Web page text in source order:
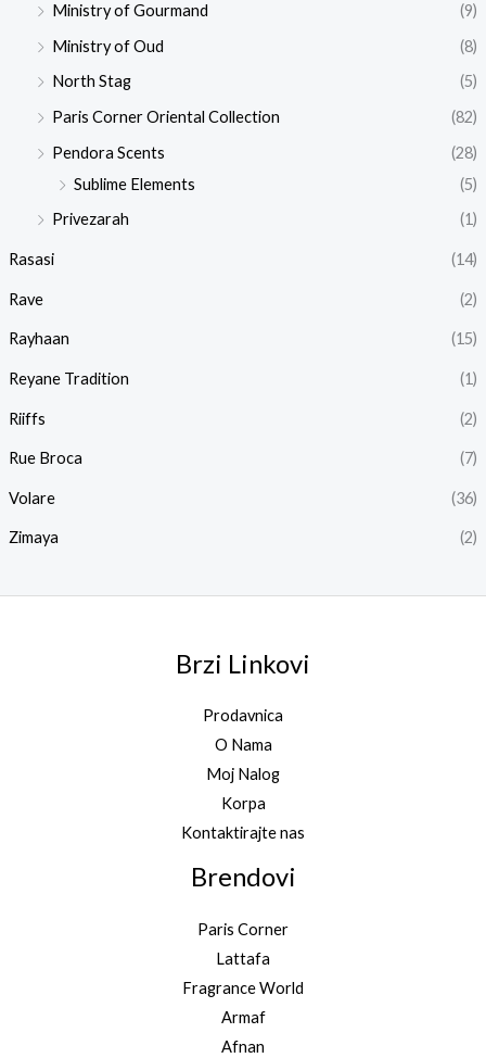
Ministry of Gourmand
(9)
Ministry of Oud
(8)
North Stag
(5)
Paris Corner Oriental Collection
(82)
Pendora Scents
(28)
Sublime Elements
(5)
Privezarah
(1)
Rasasi (14)
Rave (2)
Rayhaan (15)
Reyane Tradition (1)
Riiffs (2)
Rue Broca (7)
Volare (36)
Zimaya (2)
Brzi Linkovi
Prodavnica
O Nama
Moj Nalog
Korpa
Kontaktirajte nas
Brendovi
Paris Corner
Lattafa
Fragrance World
Armaf
Afnan